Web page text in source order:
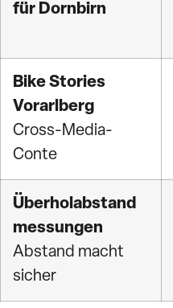
für Dornbirn
Bike Stories
Vorarlberg
Cross-Media-
Conte
Überholabstand
messungen
Abstand macht
sicher